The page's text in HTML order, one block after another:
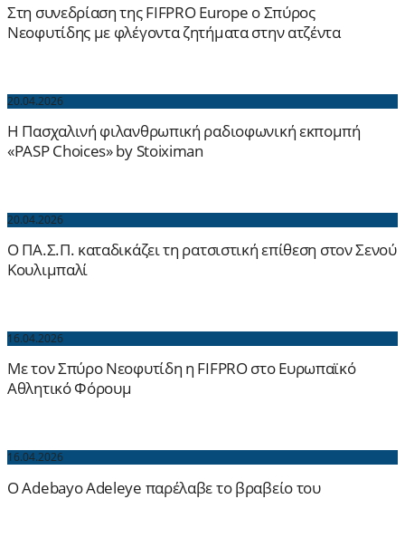
Στη συνεδρίαση της FIFPRO Europe ο Σπύρος
Νεοφυτίδης με φλέγοντα ζητήματα στην ατζέντα
20.04.2026
H Πασχαλινή φιλανθρωπική ραδιοφωνική εκπομπή
«PASP Choices» by Stoiximan
20.04.2026
Ο ΠΑ.Σ.Π. καταδικάζει τη ρατσιστική επίθεση στον Σενού
Κουλιμπαλί
16.04.2026
Με τον Σπύρο Νεοφυτίδη η FIFPRO στο Ευρωπαϊκό
Αθλητικό Φόρουμ
16.04.2026
Ο Adebayo Adeleye παρέλαβε το βραβείο του